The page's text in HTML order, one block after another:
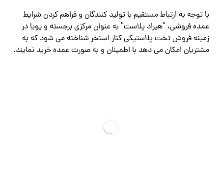
با توجه به ارتباط مستقیم با تولید کنندگان و فراهم کردن شرایط
عمده فروشی، “هیراد پلاست” به عنوان مرکزی برجسته و پویا در
زمینه فروش تخت پلاستیکی کنار استخر شناخته می شود که به
مشتریان امکان می دهد با اطمینان و به صورت عمده خرید نمایند.